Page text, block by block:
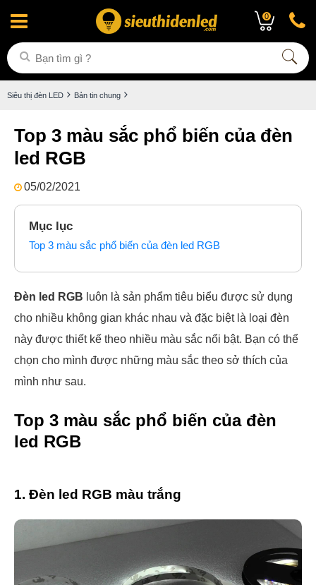
0
Siêu thị đèn LED Bản tin chung
Top 3 màu sắc phổ biến của đèn
led RGB
05/02/2021
Mục lục
Top 3 màu sắc phổ biến của đèn led RGB
Đèn led RGB luôn là sản phẩm tiêu biểu được sử dụng
cho nhiều không gian khác nhau và đặc biệt là loại đèn
này được thiết kế theo nhiều màu sắc nổi bật. Bạn có thể
chọn cho mình được những màu sắc theo sở thích của
mình như sau.
Top 3 màu sắc phổ biến của đèn
led RGB
1. Đèn led RGB màu trắng